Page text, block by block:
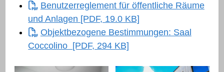
Benutzerreglement für öffentliche Räume
und Anlagen [PDF, 19.0 KB]
Objektbezogene Bestimmungen: Saal
Coccolino [PDF, 294 KB]